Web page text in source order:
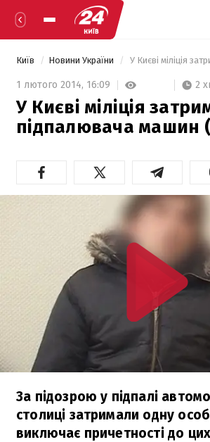
Київ Новини України
1 лютого 2014, 16:09 2
У Києві міліція
підпалювача машин
За підозрою у підпалі
столиці затримали одну
виключає причетності до цих